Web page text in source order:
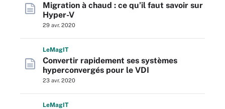
Migration à chaud : ce qu’il faut savoir sur
Hyper-V
29 avr. 2020
LeMagIT
Convertir rapidement ses systèmes
hyperconvergés pour le VDI
23 avr. 2020
LeMagIT